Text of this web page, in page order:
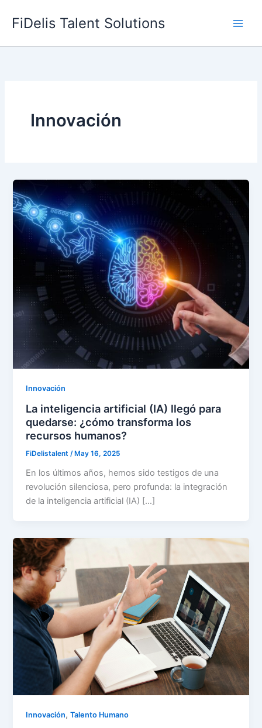
FiDelis Talent Solutions
Innovación
Innovación
La inteligencia artificial (IA) llegó para
quedarse: ¿cómo transforma los
recursos humanos?
FiDelistalent/ May 16, 2025
En los últimos años, hemos sido testigos de una
revolución silenciosa, pero profunda: la integración
de la inteligencia artificial (IA) […]
Innovación,Talento Humano